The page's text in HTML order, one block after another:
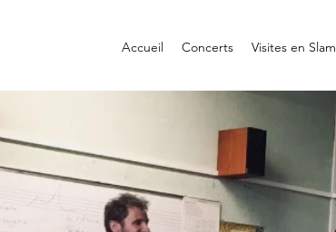
Accueil Concerts Visites en Slam